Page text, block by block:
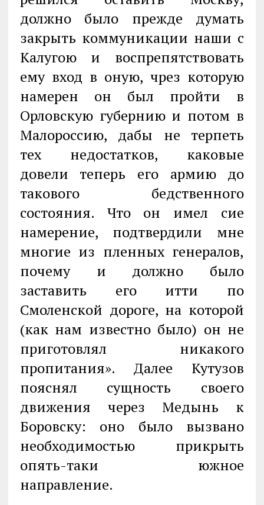
должно было прежде думать
закрыть коммуникации наши с
Калугою и воспрепятствовать
ему вход в оную, чрез которую
намерен он был пройти в
Орловскую губернию и потом в
Малороссию, дабы не терпеть
тех недостатков, каковые
довели теперь его армию до
такового бедственного
состояния. Что он имел сие
намерение, подтвердили мне
многие из пленных генералов,
почему и должно было
заставить его итти по
Смоленской дороге, на которой
(как нам известно было) он не
приготовлял никакого
пропитания». Далее Кутузов
пояснял сущность своего
движения через Медынь к
Боровску: оно было вызвано
необходимостью прикрыть
опять-таки южное
направление.